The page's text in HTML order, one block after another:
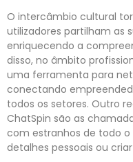
O intercâmbio cultural
utilizadores partilham as
enriquecendo a
disso, no âmbito
uma ferramenta para
conectando
todos os setores. Outro
ChatSpin são as
com estranhos de todo
detalhes pessoais ou